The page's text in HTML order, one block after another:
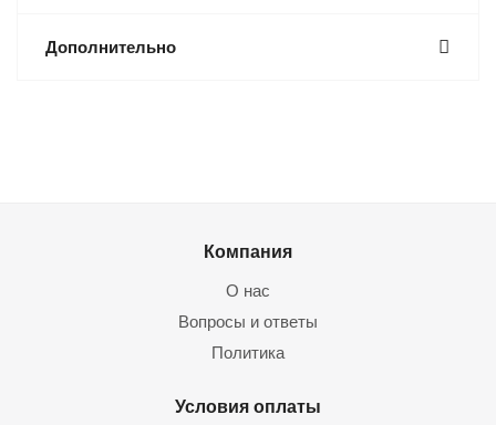
Дополнительно
Компания
О нас
Вопросы и ответы
Политика
Условия оплаты